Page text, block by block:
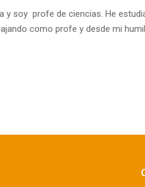
y soy profe de ciencias. He
como profe y desde mi